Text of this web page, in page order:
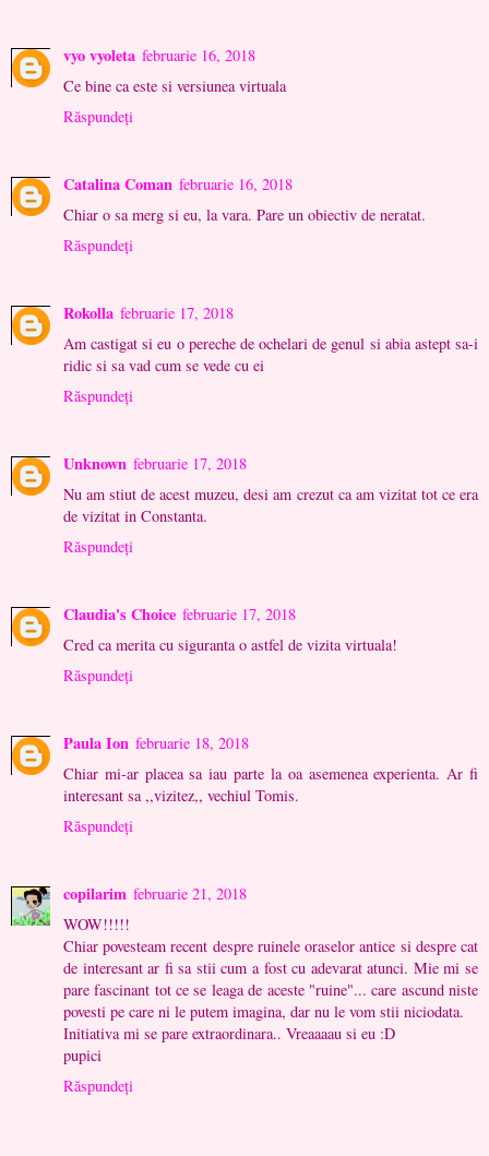
vyo vyoleta februarie 16, 2018
Ce bine ca este si versiunea virtuala
Răspundeți
Catalina Coman februarie 16, 2018
Chiar o sa merg si eu, la vara. Pare un obiectiv de neratat.
Răspundeți
Rokolla februarie 17, 2018
Am castigat si eu o pereche de ochelari de genul si abia astept sa-i
ridic si sa vad cum se vede cu ei
Răspundeți
Unknown februarie 17, 2018
Nu am stiut de acest muzeu, desi am crezut ca am vizitat tot ce era
de vizitat in Constanta.
Răspundeți
Claudia's Choice februarie 17, 2018
Cred ca merita cu siguranta o astfel de vizita virtuala!
Răspundeți
Paula Ion februarie 18, 2018
Chiar mi-ar placea sa iau parte la oa asemenea experienta. Ar fi
interesant sa ,,vizitez,, vechiul Tomis.
Răspundeți
copilarim februarie 21, 2018
WOW!!!!!
Chiar povesteam recent despre ruinele oraselor antice si despre cat
de interesant ar fi sa stii cum a fost cu adevarat atunci. Mie mi se
pare fascinant tot ce se leaga de aceste "ruine"... care ascund niste
povesti pe care ni le putem imagina, dar nu le vom stii niciodata.
Initiativa mi se pare extraordinara.. Vreaaaau si eu :D
pupici
Răspundeți